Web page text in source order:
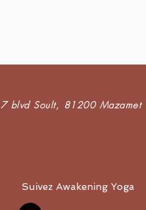
blvd Soult, 81200 Mazamet
Suivez Awakening Yoga